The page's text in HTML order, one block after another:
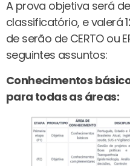
A prova objetiva será
classificatório, e valerá
de serão de CERTO ou
seguintes assuntos:
Conhecimentos
para todas as áreas: